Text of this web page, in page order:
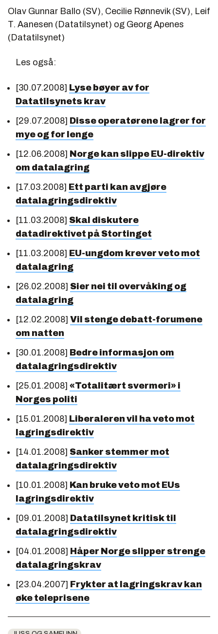
Olav Gunnar Ballo (SV), Cecilie Rønnevik (SV), Leif
T. Aanesen (Datatilsynet) og Georg Apenes
(Datatilsynet)
Les også:
[30.07.2008] Lyse bøyer av for
Datatilsynets krav
[29.07.2008] Disse operatørene lagrer for
mye og for lenge
[12.06.2008] Norge kan slippe EU-direktiv
om datalagring
[17.03.2008] Ett parti kan avgjøre
datalagringsdirektiv
[11.03.2008] Skal diskutere
datadirektivet på Stortinget
[11.03.2008] EU-ungdom krever veto mot
datalagring
[26.02.2008] Sier nei til overvåking og
datalagring
[12.02.2008] Vil stenge debatt-forumene
om natten
[30.01.2008] Bedre informasjon om
datalagringsdirektiv
[25.01.2008] «Totalitært svermeri» i
Norges politi
[15.01.2008] Liberaleren vil ha veto mot
lagringsdirektiv
[14.01.2008] Sanker stemmer mot
datalagringsdirektiv
[10.01.2008] Kan bruke veto mot EUs
lagringsdirektiv
[09.01.2008] Datatilsynet kritisk til
datalagringsdirektiv
[04.01.2008] Håper Norge slipper strenge
datalagringskrav
[23.04.2007] Frykter at lagringskrav kan
øke teleprisene